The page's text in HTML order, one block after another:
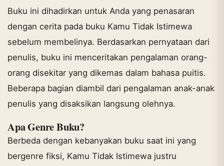
Buku ini dihadirkan untuk Anda yang penasaran
dengan cerita pada buku Kamu Tidak Istimewa
sebelum membelinya. Berdasarkan pernyataan dari
penulis, buku ini menceritakan pengalaman orang-
orang disekitar yang dikemas dalam bahasa puitis.
Beberapa bagian diambil dari pengalaman anak-anak
penulis yang disaksikan langsung olehnya.
Apa Genre Buku?
Berbeda dengan kebanyakan buku saat ini yang
bergenre fiksi, Kamu Tidak Istimewa justru